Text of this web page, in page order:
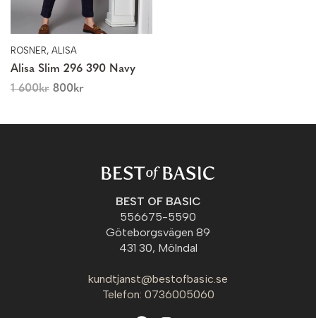
ROSNER, ALISA
Alisa Slim 296 390 Navy
1 600kr 800kr
BEST OF BASIC
556675-5590
Göteborgsvägen 89
431 30, Mölndal
kundtjanst@bestofbasic.se
Telefon: 0736005060